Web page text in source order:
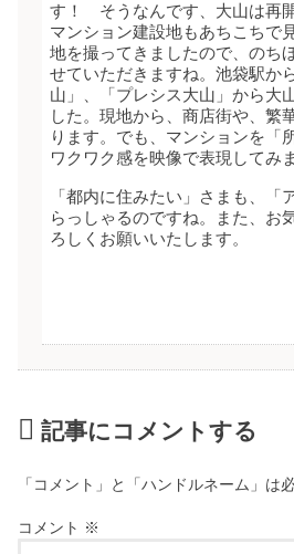
す！ そうなんです、大山は再
マンション建設地もあちこちで
地を撮ってきましたので、のち
せていただきますね。池袋駅か
山」、「プレシス大山」から大
した。現地から、商店街や、繁
ります。でも、マンションを「
ワクワク感を映像で表現してみ
「都内に住みたい」さまも、「
らっしゃるのですね。また、お
ろしくお願いいたします。
記事にコメントする
「コメント」と「ハンドルネーム」は
コメント ※